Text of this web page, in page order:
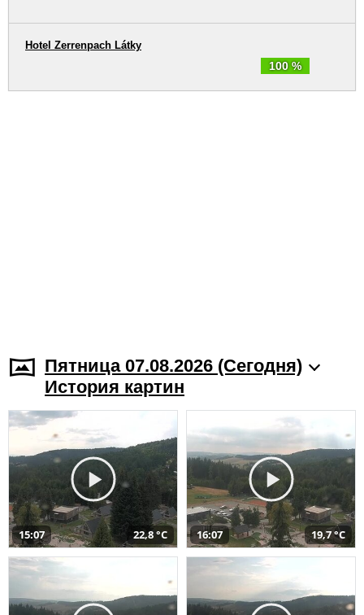
100 %
Hotel Zerrenpach Látky
Пятница 07.08.2026 (Cегодня)
История картин
15:07 22,8 °C 16:07 19,7 °C